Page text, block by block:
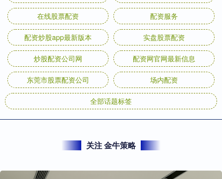
在线股票配资 配资服务
配资炒股app最新版本 实盘股票配资
炒股配资公司网 配资网官网最新信息
东莞市股票配资公司 场内配资
全部话题标签
关注 金牛策略